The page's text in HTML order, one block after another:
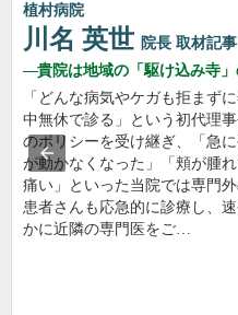
植村病院
川名 英世 院長 取材記事
貴院は地域の「駆け込み寺」
「どんな病気やケガも拒まず
中無休で診る」という初代理
のポリシーを受け継ぎ、「急
が動かなくなった」「頬が腫
痛い」といった当院では専門
患者さんも応急的に診療し、
かに近隣の専門医をご…